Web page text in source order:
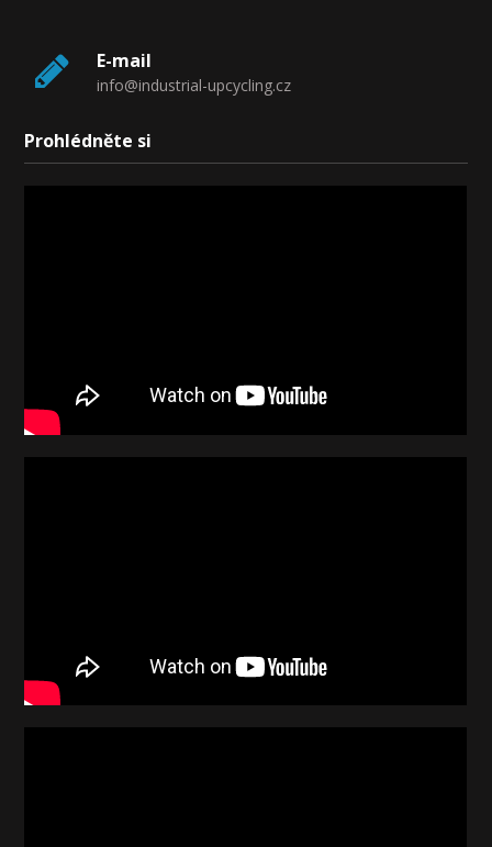
E-mail
info@industrial-upcycling.cz
Prohlédněte si